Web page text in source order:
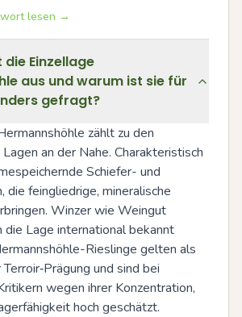
lesen →
Einzellage
aus und warum ist sie für
gefragt?
zählt zu den
an der Nahe. Charakteristisch
Schiefer- und
die feingliedrige, mineralische
Winzer wie Weingut
die Lage international bekannt
Rieslinge gelten als
und sind bei
wegen ihrer Konzentration,
hoch geschätzt.